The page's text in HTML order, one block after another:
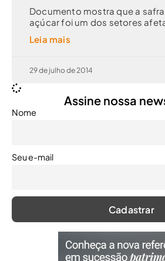
Documento mostra que a
açúcar foi um dos setores
Leia mais
29 de julho de 2014
Assine nossa
Nome
Seu e-mail